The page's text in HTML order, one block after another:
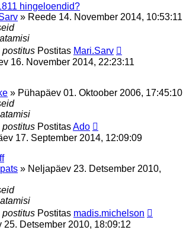
hingeloendid?
» Reede 14. November 2014, 10:53:11
postitus Postitas Mari.Sarv
16. November 2014, 22:23:11
» Pühapäev 01. Oktoober 2006, 17:45:10
postitus PostitasAdo
17. September 2014, 12:09:09
» Neljapäev 23. Detsember 2010,
postitus Postitas madis.michelson
25. Detsember 2010, 18:09:12